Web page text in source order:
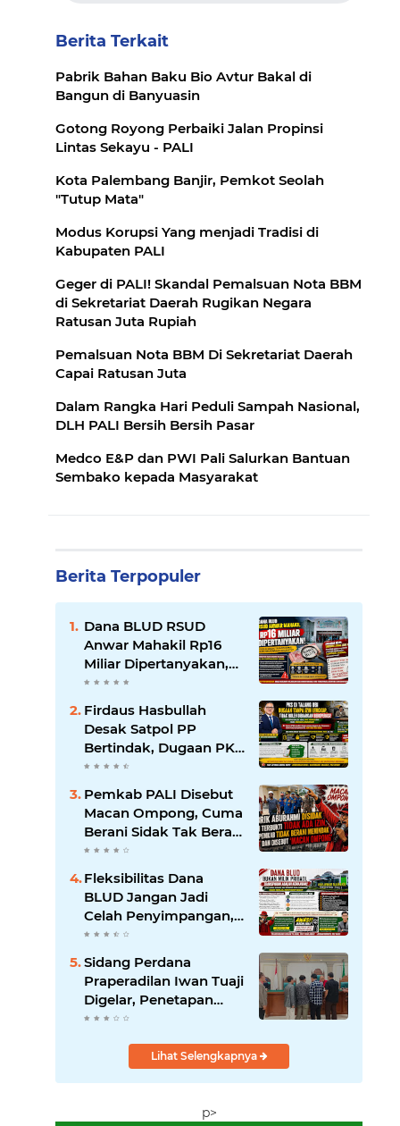
Berita Terkait
Pabrik Bahan Baku Bio Avtur Bakal di
Bangun di Banyuasin
Gotong Royong Perbaiki Jalan Propinsi
Lintas Sekayu - PALI
Kota Palembang Banjir, Pemkot Seolah
"Tutup Mata"
Modus Korupsi Yang menjadi Tradisi di
Kabupaten PALI
Geger di PALI! Skandal Pemalsuan Nota BBM
di Sekretariat Daerah Rugikan Negara
Ratusan Juta Rupiah
Pemalsuan Nota BBM Di Sekretariat Daerah
Capai Ratusan Juta
Dalam Rangka Hari Peduli Sampah Nasional,
DLH PALI Bersih Bersih Pasar
Medco E&P dan PWI Pali Salurkan Bantuan
Sembako kepada Masyarakat
Berita Terpopuler
Dana BLUD RSUD
Anwar Mahakil Rp16
Miliar Dipertanyakan,
Publik Desak
Pengawasan
Diperketat
Firdaus Hasbullah
Desak Satpol PP
Bertindak, Dugaan PKS
Tanpa Izin Lengkap di
Dibiarkan Beroperasi
Pemkab PALI Disebut
Macan Ompong, Cuma
Berani Sidak Tak Berani
Menindak Perusahaan
Fleksibilitas Dana
BLUD Jangan Jadi
Celah Penyimpangan,
RSUD Anwar Mahakil
‎Sidang Perdana
Praperadilan Iwan Tuaji
Digelar, Penetapan
Tersangka hingga
Lihat Selengkapnya
p>